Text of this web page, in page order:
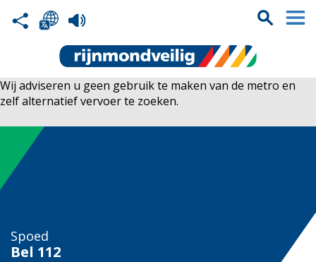
Wij adviseren u geen gebruik te maken van de metro en
zelf alternatief vervoer te zoeken.
Spoed
Bel 112